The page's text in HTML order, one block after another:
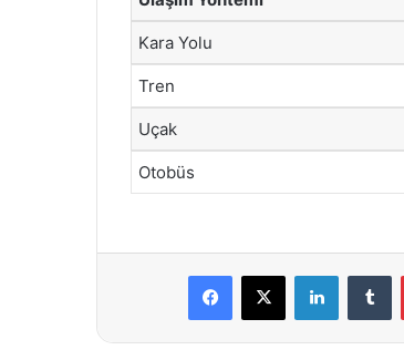
Kara Yolu
Tren
Uçak
Otobüs
Facebook
X LinkedIn